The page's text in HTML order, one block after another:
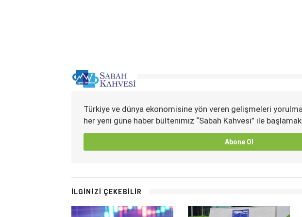
Türkiye ve dünya ekonomisine yön veren gelişmeleri
her yeni güne haber bültenimiz “Sabah Kahvesi” ile
Abone Ol
İLGİNİZİ ÇEKEBİLİR